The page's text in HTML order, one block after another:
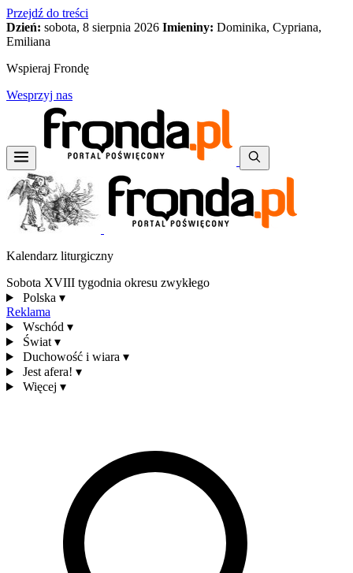
Przejdź do treści
Dzień: sobota, 8 sierpnia 2026 Imieniny: Dominika, Cypriana,
Emiliana
Wspieraj Frondę
Wesprzyj nas
Kalendarz liturgiczny
Sobota XVIII tygodnia okresu zwykłego
Polska ▾
Reklama
Wschód ▾
Świat ▾
Duchowość i wiara ▾
Jest afera! ▾
Więcej ▾